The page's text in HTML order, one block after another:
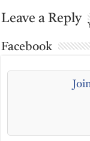
Leave a Reply
Facebook